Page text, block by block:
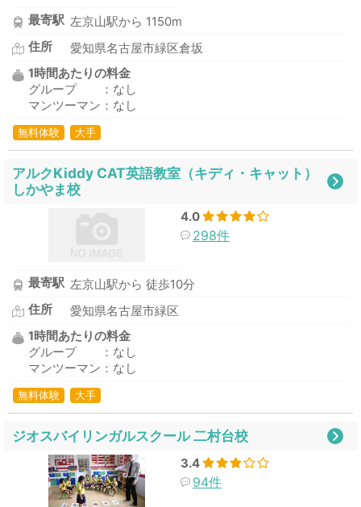
最寄駅 左京山駅から 1150m
住所
愛知県名古屋市緑区倉坂
1時間あたりの料金
グループ ：なし
マンツーマン：なし
無料体験 大手
アルクKiddy CAT英語教室（キディ・キャット）
しかやま校
4.0
298件
最寄駅 左京山駅から 徒歩10分
住所
愛知県名古屋市緑区
1時間あたりの料金
グループ ：なし
マンツーマン：なし
無料体験 大手
ジオスバイリンガルスクール 二村台校
3.4
94件